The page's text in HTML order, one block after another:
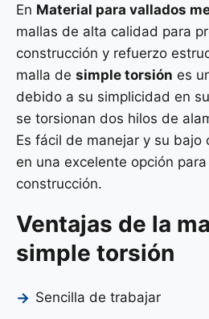
En Material para vallados
mallas de alta calidad para
construcción y refuerzo
malla de simple torsión es
debido a su simplicidad en
se torsionan dos hilos de
Es fácil de manejar y su bajo
en una excelente opción
construcción.
Ventajas de la
simple torsión
Sencilla de trabajar